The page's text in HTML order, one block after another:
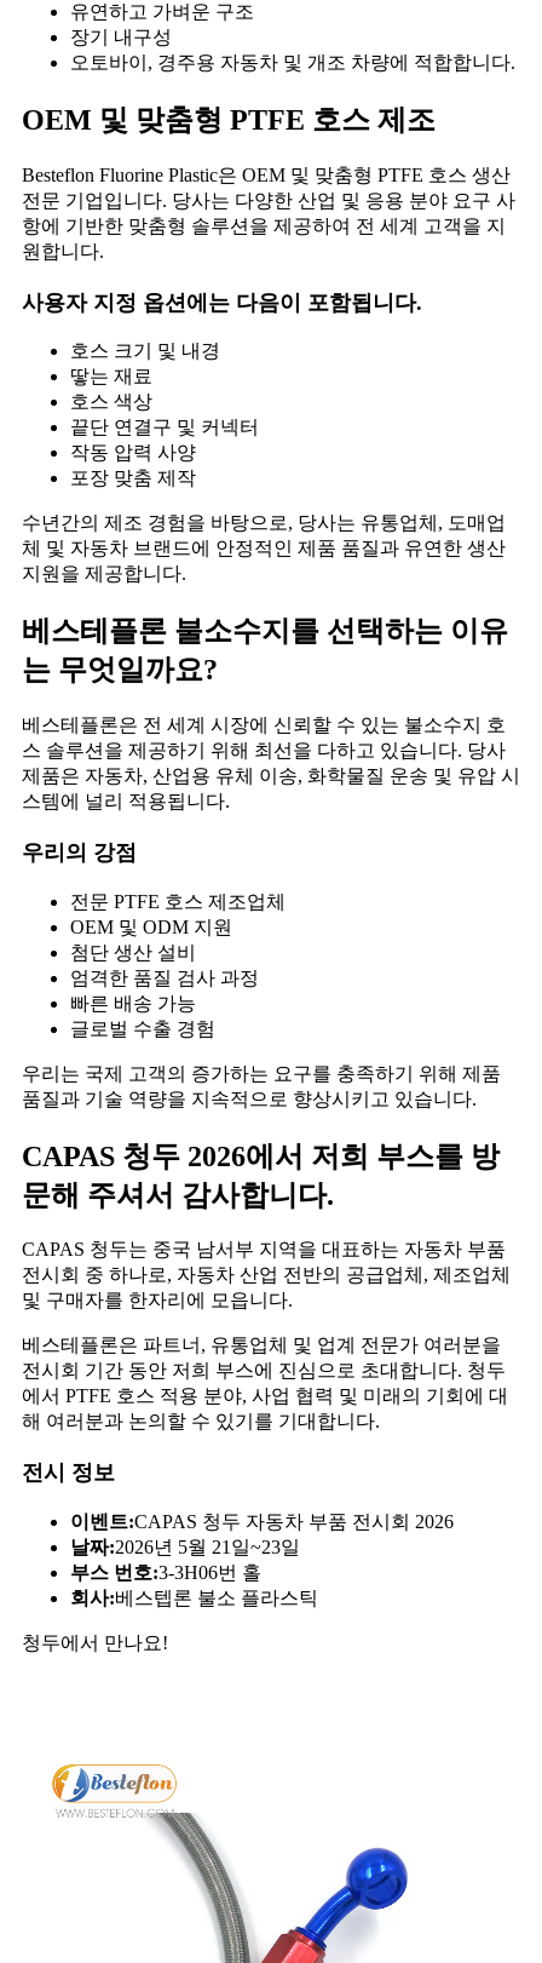
유연하고 가벼운 구조
장기 내구성
오토바이, 경주용 자동차 및 개조 차량에 적합합니다.
OEM 및 맞춤형 PTFE 호스 제조
Besteflon Fluorine Plastic은 OEM 및 맞춤형 PTFE 호스 생산
전문 기업입니다. 당사는 다양한 산업 및 응용 분야 요구 사
항에 기반한 맞춤형 솔루션을 제공하여 전 세계 고객을 지
원합니다.
사용자 지정 옵션에는 다음이 포함됩니다.
호스 크기 및 내경
땋는 재료
호스 색상
끝단 연결구 및 커넥터
작동 압력 사양
포장 맞춤 제작
수년간의 제조 경험을 바탕으로, 당사는 유통업체, 도매업
체 및 자동차 브랜드에 안정적인 제품 품질과 유연한 생산
지원을 제공합니다.
베스테플론 불소수지를 선택하는 이유
는 무엇일까요?
베스테플론은 전 세계 시장에 신뢰할 수 있는 불소수지 호
스 솔루션을 제공하기 위해 최선을 다하고 있습니다. 당사
제품은 자동차, 산업용 유체 이송, 화학물질 운송 및 유압 시
스템에 널리 적용됩니다.
우리의 강점
전문 PTFE 호스 제조업체
OEM 및 ODM 지원
첨단 생산 설비
엄격한 품질 검사 과정
빠른 배송 가능
글로벌 수출 경험
우리는 국제 고객의 증가하는 요구를 충족하기 위해 제품
품질과 기술 역량을 지속적으로 향상시키고 있습니다.
CAPAS 청두 2026에서 저희 부스를 방
문해 주셔서 감사합니다.
CAPAS 청두는 중국 남서부 지역을 대표하는 자동차 부품
전시회 중 하나로, 자동차 산업 전반의 공급업체, 제조업체
및 구매자를 한자리에 모읍니다.
베스테플론은 파트너, 유통업체 및 업계 전문가 여러분을
전시회 기간 동안 저희 부스에 진심으로 초대합니다. 청두
에서 PTFE 호스 적용 분야, 사업 협력 및 미래의 기회에 대
해 여러분과 논의할 수 있기를 기대합니다.
전시 정보
이벤트:CAPAS 청두 자동차 부품 전시회 2026
날짜:2026년 5월 21일~23일
부스 번호:3-3H06번 홀
회사:베스텝론 불소 플라스틱
청두에서 만나요!